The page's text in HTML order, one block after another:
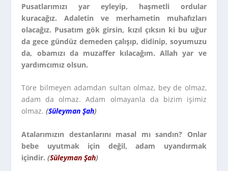
Pusatlarımızı yar eyleyip, haşmetli ordular
kuracağız. Adaletin ve merhametin muhafızları
olacağız. Pusatım gök girsin, kızıl çıksın ki bu uğur
da gece gündüz demeden çalışıp, didinip, soyumuzu
da, obamızı da muzaffer kılacağım. Allah yar ve
yardımcımız olsun.
Töre bilmeyen adamdan sultan olmaz, bey de olmaz,
adam da olmaz. Adam olmayanla da bizim işimiz
olmaz.(Süleyman Şah)
Atalarımızın destanlarını masal mı sandın? Onlar
bebe uyutmak için değil, adam uyandırmak
içindir.(Süleyman Şah)